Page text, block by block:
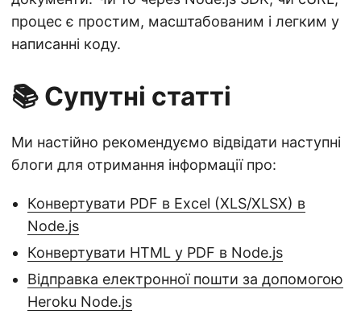
процес є простим, масштабованим і легким у
написанні коду.
📚 Супутні статті
Ми настійно рекомендуємо відвідати наступні
блоги для отримання інформації про:
Конвертувати PDF в Excel (XLS/XLSX) в
Node.js
Конвертувати HTML у PDF в Node.js
Відправка електронної пошти за допомогою
Heroku Node.js